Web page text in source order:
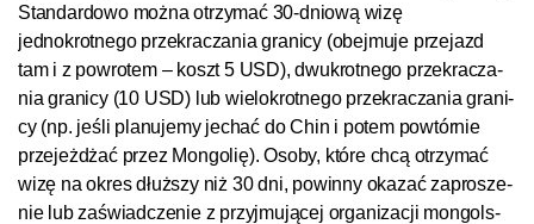
Stan­dar­do­wo moż­na otrzy­mać 30-dniową wi­zę
jednokrotnego prze­kra­cza­nia gra­ni­cy (obe­jmu­je prze­jazd
tam i z po­wro­tem – koszt 5 USD), dwu­krot­ne­go prze­kra­cza­
nia gra­ni­cy (10 USD) lub wie­lo­krot­ne­go prze­kra­cza­nia gra­ni­
cy (np. jeś­li pla­nu­je­my je­chać do Chin i po­tem po­wtór­nie
prze­jeż­dżać przez Mon­go­lię). Oso­by, któ­re chcą otrzy­mać
wi­zę na okres dłuż­szy niż 30 dni, po­win­ny oka­zać za­pro­sze­
nie lub za­świad­cze­nie z przy­jmu­ją­cej or­ga­ni­za­cji mon­gol­s­